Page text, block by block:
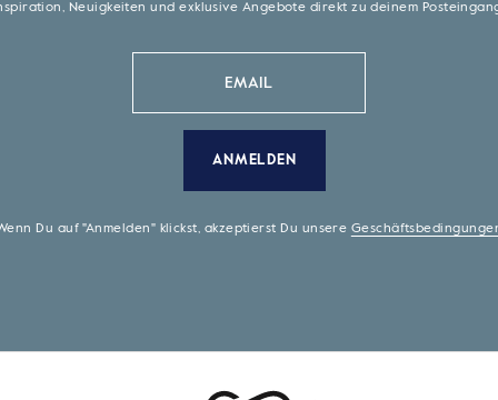
Neuigkeiten und exklusive Angebote direkt zu deinem
ANMELDEN
Du auf "Anmelden" klickst, akzeptierst Du unsere